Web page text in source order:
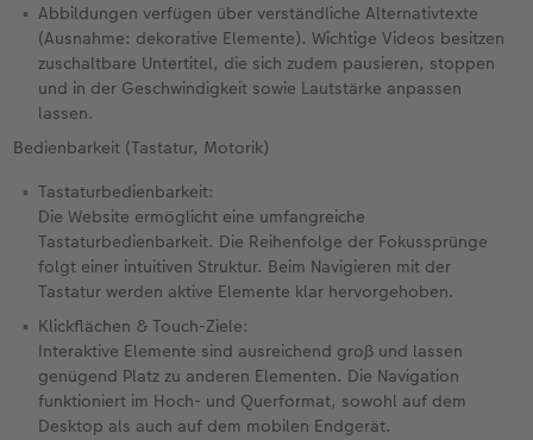
Abbildungen verfügen über verständliche Alternativtexte
(Ausnahme: dekorative Elemente). Wichtige Videos besitzen
zuschaltbare Untertitel, die sich zudem pausieren, stoppen
und in der Geschwindigkeit sowie Lautstärke anpassen
lassen.
Bedienbarkeit (Tastatur, Motorik)
Tastaturbedienbarkeit:
Die Website ermöglicht eine umfangreiche
Tastaturbedienbarkeit. Die Reihenfolge der Fokussprünge
folgt einer intuitiven Struktur. Beim Navigieren mit der
Tastatur werden aktive Elemente klar hervorgehoben.
Klickflächen & Touch-Ziele:
Interaktive Elemente sind ausreichend groß und lassen
genügend Platz zu anderen Elementen. Die Navigation
funktioniert im Hoch- und Querformat, sowohl auf dem
Desktop als auch auf dem mobilen Endgerät.